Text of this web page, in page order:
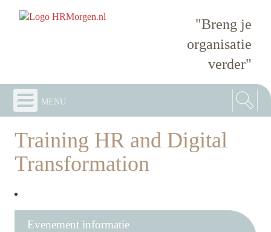
"Breng je
organisatie
verder"
menu
Training HR and Digital
Transformation
Evenement informatie